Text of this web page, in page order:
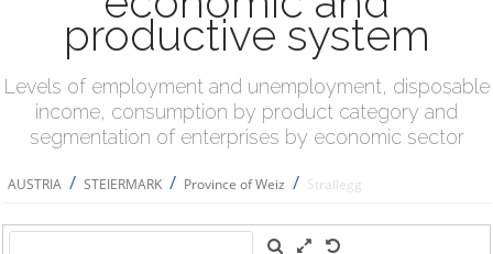
productive system
Levels of employment and unemployment, disposable
income, consumption by product category and
segmentation of enterprises by economic sector
AUSTRIA / STEIERMARK / Province of Weiz / Strallegg